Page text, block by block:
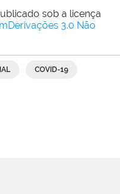
sob a licença
3.0 Não
COVID-19